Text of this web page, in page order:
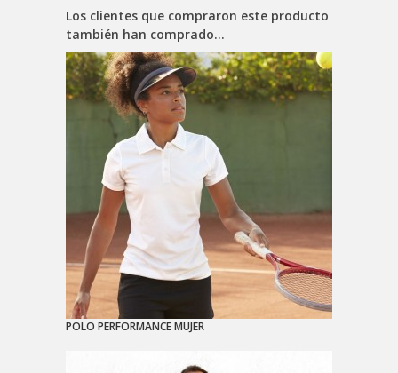
Los clientes que compraron este producto
también han comprado...
POLO PERFORMANCE MUJER